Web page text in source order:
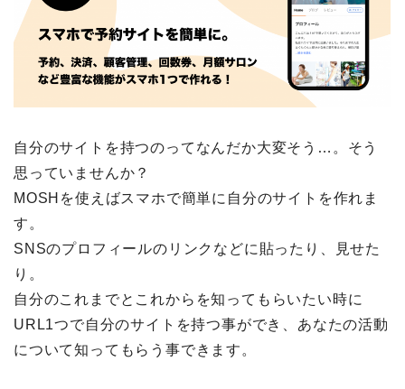
自分のサイトを持つのってなんだか大変そう…。そう
思っていませんか？
MOSHを使えばスマホで簡単に自分のサイトを作れま
す。
SNSのプロフィールのリンクなどに貼ったり、見せた
り。
自分のこれまでとこれからを知ってもらいたい時に
URL1つで自分のサイトを持つ事ができ、あなたの活動
について知ってもらう事できます。